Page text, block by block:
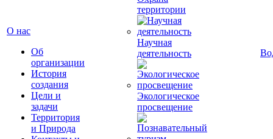
О нас
Об
организации
История
создания
Цели и
задачи
Территория
и Природа
территории
Научная
деятельность
Экологическое
просвещение